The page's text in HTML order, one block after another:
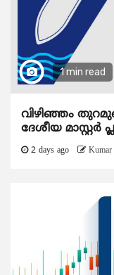
1 min read
വിഴിഞ്ഞം
ദേശീയ മാസ്റ്റർ
2 days ago Kumar